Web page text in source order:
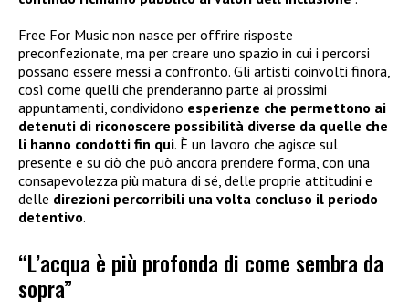
Free For Music non nasce per offrire risposte
preconfezionate, ma per creare uno spazio in cui i percorsi
possano essere messi a confronto. Gli artisti coinvolti finora,
così come quelli che prenderanno parte ai prossimi
appuntamenti, condividono esperienze che permettono ai
detenuti di riconoscere possibilità diverse da quelle che
li hanno condotti fin qui. È un lavoro che agisce sul
presente e su ciò che può ancora prendere forma, con una
consapevolezza più matura di sé, delle proprie attitudini e
delle direzioni percorribili una volta concluso il periodo
detentivo.
“L’acqua è più profonda di come sembra da
sopra”